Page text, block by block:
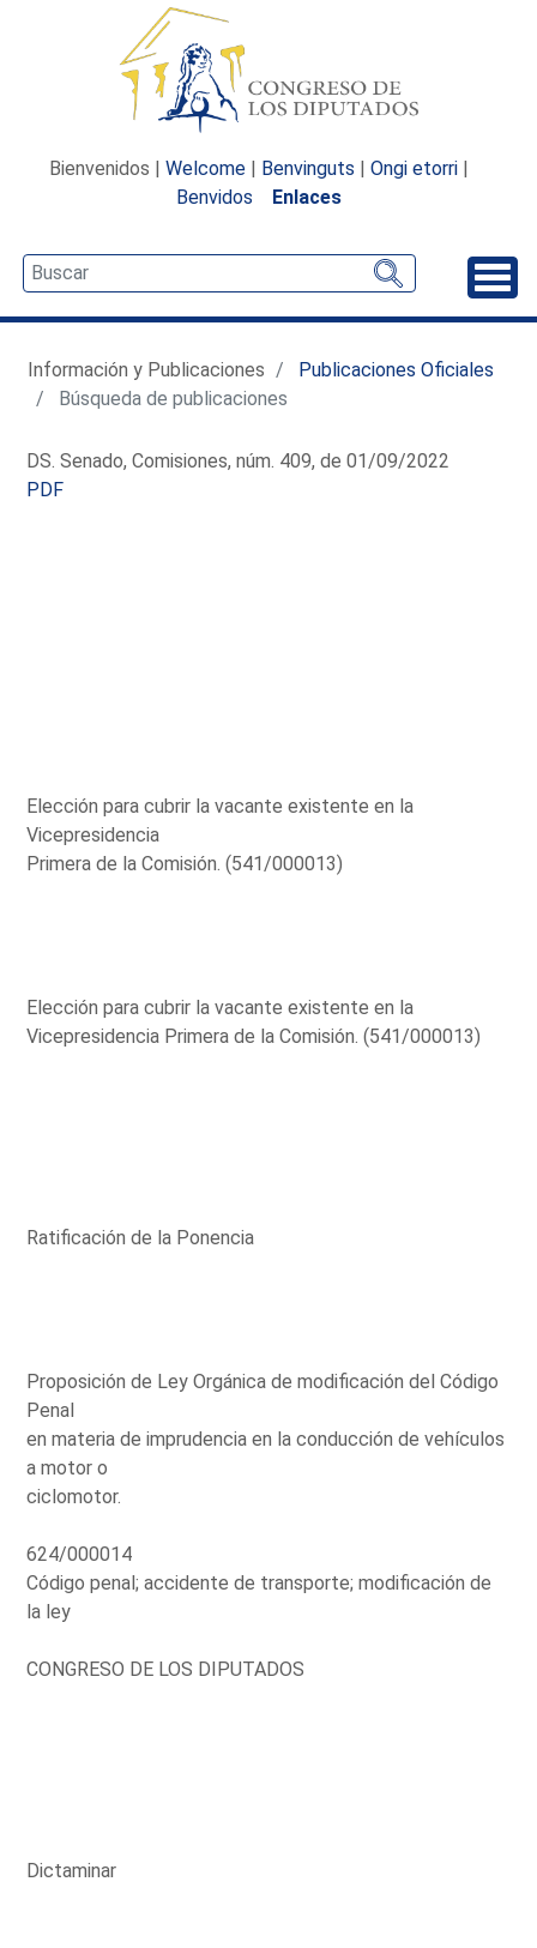
Bienvenidos | Welcome | Benvinguts | Ongi etorri |
Benvidos
Enlaces
Información y Publicaciones
Publicaciones Oficiales
Búsqueda de publicaciones
DS. Senado, Comisiones, núm. 409, de 01/09/2022
PDF
Elección para cubrir la vacante existente en la
Vicepresidencia
Primera de la Comisión. (541/000013)
Elección para cubrir la vacante existente en la
Vicepresidencia Primera de la Comisión. (541/000013)
Ratificación de la Ponencia
Proposición de Ley Orgánica de modificación del Código
Penal
en materia de imprudencia en la conducción de vehículos
a motor o
ciclomotor.
624/000014
Código penal; accidente de transporte; modificación de
la ley
CONGRESO DE LOS DIPUTADOS
Dictaminar